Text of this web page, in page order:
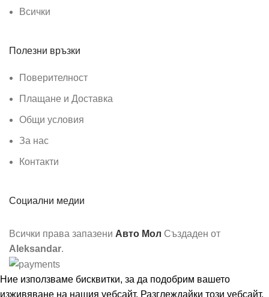
Всички
Полезни връзки
Поверителност
Плащане и Доставка
Общи условия
За нас
Контакти
Социални медии
Всички права запазени Авто Мол Създаден от
Aleksandar.
Ние използваме бисквитки, за да подобрим вашето
изживяване на нашия уебсайт. Разглеждайки този уебсайт,